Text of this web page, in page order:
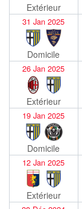
Extérieur
31 Jan 2025
Domicile
26 Jan 2025
Extérieur
19 Jan 2025
Domicile
12 Jan 2025
Extérieur